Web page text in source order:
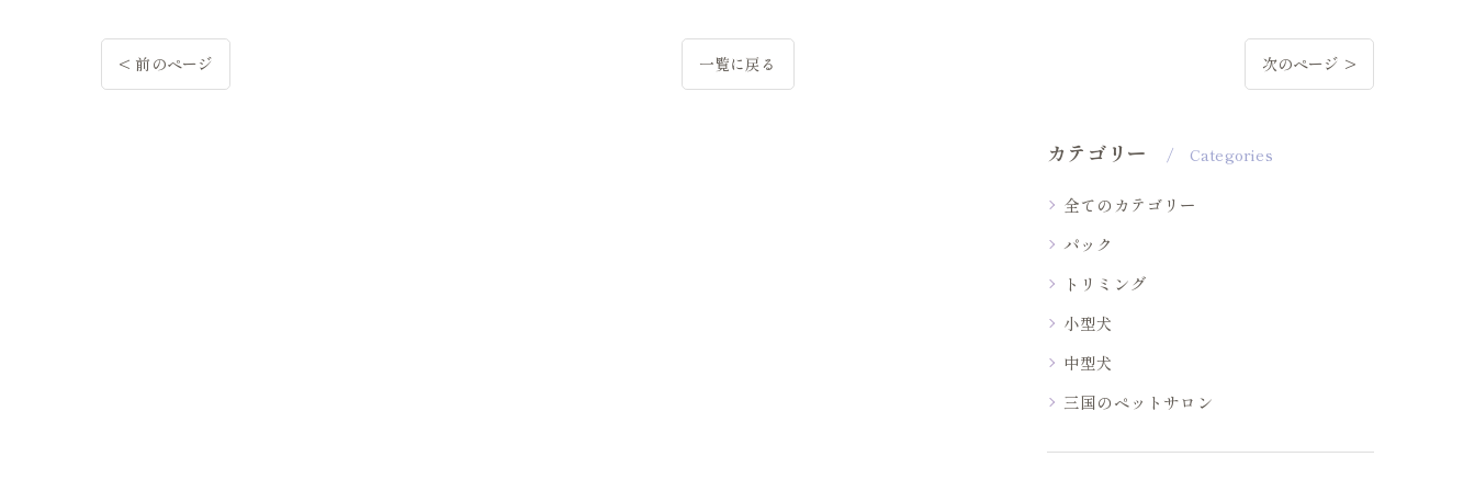
< 前のページ 一覧に戻る 次のページ >
カテゴリー Categories
全てのカテゴリー
パック
トリミング
小型犬
中型犬
三国のペットサロン